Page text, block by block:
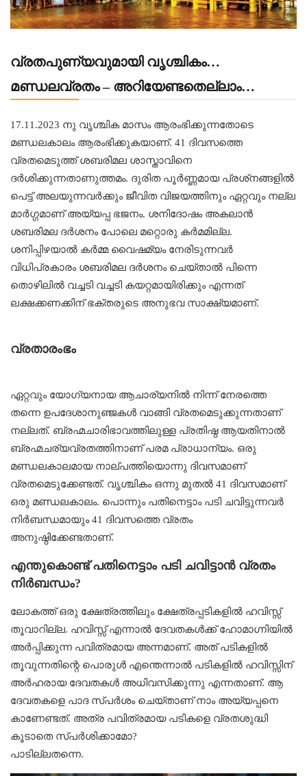
വ്രതപുണ്യവുമായി വൃശ്ചികം…
മണ്ഡലവ്രതം – അറിയേണ്ടതെല്ലാം…
17.11.2023 നു വൃശ്ചിക മാസം ആരംഭിക്കുന്നതോടെ
മണ്ഡലകാലം ആരംഭിക്കുകയാണ്. 41 ദിവസത്തെ
വ്രതമെടുത്ത് ശബരിമല ശാസ്താവിനെ
ദര്‍ശിക്കുന്നതാണുത്തമം. ദുരിത പൂര്‍ണ്ണമായ പ്രശ്‌നങ്ങളില്‍
പെട്ട് അലയുന്നവര്‍ക്കും ജീവിത വിജയത്തിനും ഏറ്റവും നല്ല
മാര്‍ഗ്ഗമാണ് അയ്യപ്പ ഭജനം. ശനിദോഷം അകലാൻ
ശബരിമല ദർശനം പോലെ മറ്റൊരു കർമമില്ല.
ശനിപ്പിഴയാൽ കർമ്മ വൈഷമ്യം നേരിടുന്നവർ
വിധിപ്രകാരം ശബരിമല ദർശനം ചെയ്താൽ പിന്നെ
തൊഴിലിൽ വച്ചടി വച്ചടി കയറ്റമായിരിക്കും എന്നത്
ലക്ഷക്കണക്കിന് ഭക്തരുടെ അനുഭവ സാക്ഷ്യമാണ്.
വ്രതാരംഭം
ഏറ്റവും യോഗ്യനായ ആചാര്യനില്‍ നിന്ന് നേരത്തെ
തന്നെ ഉപദേശാനുഞ്ജകള്‍ വാങ്ങി വ്രതമെടുക്കുന്നതാണ്
നല്ലത്. ബ്രഹ്മചാരിഭാവത്തിലുള്ള പ്രതിഷ്ഠ ആയതിനാല്‍
ബ്രഹ്മചര്യവ്രതത്തിനാണ് പരമ പ്രാധാന്യം. ഒരു
മണ്ഡലകാലമായ നാല്പത്തിയൊന്നു ദിവസമാണ്
വ്രതമെടുക്കേണ്ടത്. വൃശ്ചികം ഒന്നു മുതല്‍ 41 ദിവസമാണ്
ഒരു മണ്ഡലകാലം. പൊന്നും പതിനെട്ടാം പടി ചവിട്ടുന്നവര്‍
നിർബന്ധമായും 41 ദിവസത്തെ വ്രതം
അനുഷ്ഠിക്കേണ്ടതാണ്.
എന്തുകൊണ്ട് പതിനെട്ടാം പടി ചവിട്ടാൻ വ്രതം
നിർബന്ധം?
ലോകത്ത് ഒരു ക്ഷേത്രത്തിലും ക്ഷേത്രപ്പടികളില്‍ ഹവിസ്സ്
തൂവാറില്ല. ഹവിസ്സ് എന്നാല്‍ ദേവതകള്‍ക്ക് ഹോമാഗ്നിയില്‍
അര്‍പ്പിക്കുന്ന പവിത്രമായ അന്നമാണ്. അത് പടികളില്‍
തൂവുന്നതിന്റെ പൊരുള്‍ എന്തെന്നാല്‍ പടികളില്‍ ഹവിസ്സിന്
അര്‍ഹരായ ദേവതകള്‍ അധിവസിക്കുന്നു എന്നതാണ്. ആ
ദേവതകളെ പാദ സ്പര്‍ശം ചെയ്താണ് നാം അയ്യപ്പനെ
കാണേണ്ടത്. അത്ര പവിത്രമായ പടികളെ വ്രതശുദ്ധി
കൂടാതെ സ്പര്‍ശിക്കാമോ?
പാടില്ലതന്നെ.